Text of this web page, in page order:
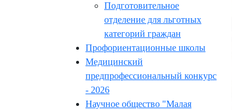
Подготовительное
отделение для льготных
категорий граждан
Профориентационные школы
Медицинский
предпрофессиональный конкурс
- 2026
Научное общество "Малая